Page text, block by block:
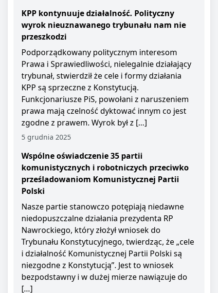
KPP kontynuuje działalność. Polityczny
wyrok nieuznawanego trybunału nam nie
przeszkodzi
Podporządkowany politycznym interesom
Prawa i Sprawiedliwości, nielegalnie działający
trybunał, stwierdził że cele i formy działania
KPP są sprzeczne z Konstytucją.
Funkcjonariusze PiS, powołani z naruszeniem
prawa mają czelność dyktować innym co jest
zgodne z prawem. Wyrok był z […]
5 grudnia 2025
Wspólne oświadczenie 35 partii
komunistycznych i robotniczych przeciwko
prześladowaniom Komunistycznej Partii
Polski
Nasze partie stanowczo potępiają niedawne
niedopuszczalne działania prezydenta RP
Nawrockiego, który złożył wniosek do
Trybunału Konstytucyjnego, twierdząc, że „cele
i działalność Komunistycznej Partii Polski są
niezgodne z Konstytucją”. Jest to wniosek
bezpodstawny i w dużej mierze nawiązuje do
[…]